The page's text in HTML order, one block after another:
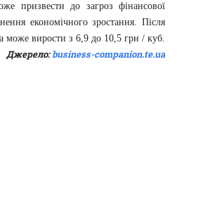
до загроз фінансової
економічного зростання. Після
може вирости з 6,9 до 10,5 грн / куб.
Джерело:business-companion.te.ua